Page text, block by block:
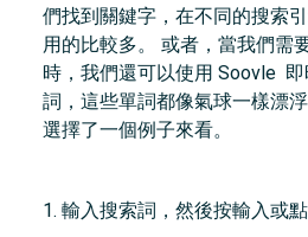
們找到關鍵字，在不同的搜索
用的比較多。 或者，當我們需
時，我們還可以使用 Soovle
詞，這些單詞都像氣球一樣漂
選擇了一個例子來看。
1. 輸入搜索詞，然後按輸入或點